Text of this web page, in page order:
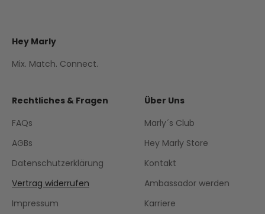
Hey Marly
Mix. Match. Connect.
Rechtliches & Fragen
FAQs
AGBs
Datenschutzerklärung
Vertrag widerrufen
Impressum
Über Uns
Marly´s Club
Hey Marly Store
Kontakt
Ambassador werden
Karriere